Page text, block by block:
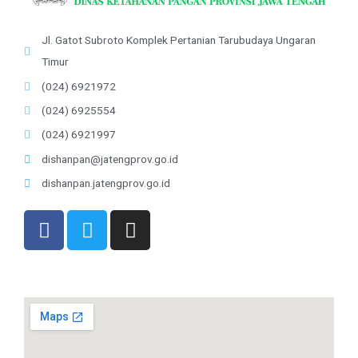
Jl. Gatot Subroto Komplek Pertanian Tarubudaya Ungaran
Timur
(024) 6921972
(024) 6925554
(024) 6921997
dishanpan@jatengprov.go.id
dishanpan.jatengprov.go.id
F
a
b
o
T
w
t
I
n
a